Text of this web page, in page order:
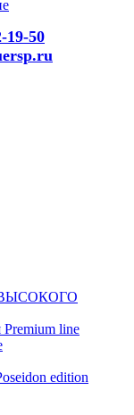
19-50
line
edition